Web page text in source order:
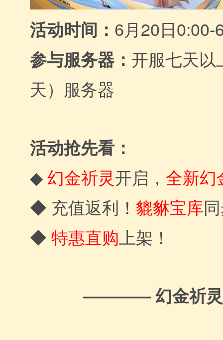
活动时间： 6月20日
参与服务器： 开服七天以
天）服务器
活动抢先看：
◆ 幻金祈灵开启， 全新幻
◆ 充值返利！ 貔貅宝库
◆ 特惠直购 上架！
———— 幻金祈灵